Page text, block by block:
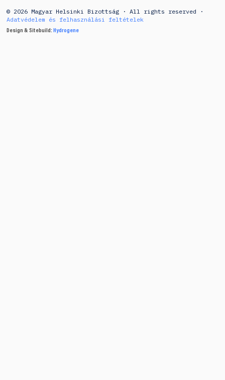
© 2026 Magyar Helsinki Bizottság · All rights reserved ·
Adatvédelem és felhasználási feltételek
Design & Sitebuild: Hydrogene